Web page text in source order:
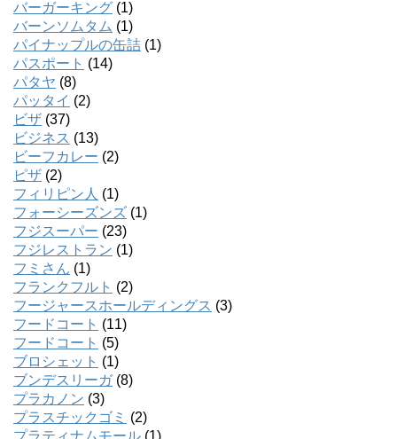
バーガーキング (1)
バーンソムタム (1)
パイナップルの缶詰 (1)
パスポート (14)
パタヤ (8)
パッタイ (2)
ビザ (37)
ビジネス (13)
ビーフカレー (2)
ピザ (2)
フィリピン人 (1)
フォーシーズンズ (1)
フジスーパー (23)
フジレストラン (1)
フミさん (1)
フランクフルト (2)
フージャースホールディングス (3)
フードコート (11)
フードコート (5)
ブロシェット (1)
ブンデスリーガ(8)
プラカノン (3)
プラスチックゴミ (2)
プラティナムモール (1)